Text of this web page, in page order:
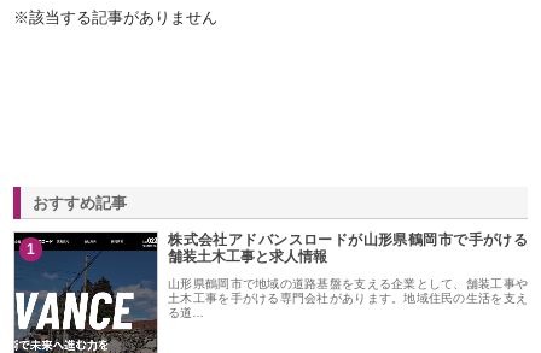
※該当する記事がありません
おすすめ記事
1
株式会社アドバンスロードが山形県鶴岡市で手がける
舗装土木工事と求人情報
山形県鶴岡市で地域の道路基盤を支える企業として、舗装工事や
土木工事を手がける専門会社があります。地域住民の生活を支え
る道…